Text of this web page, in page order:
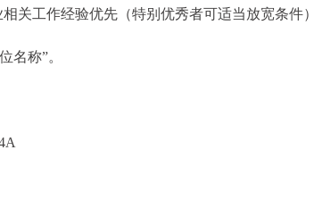
关工作经验优先（特别优秀者可适当放宽条件
名称”。